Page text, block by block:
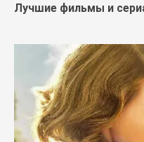
Лучшие фильмы и